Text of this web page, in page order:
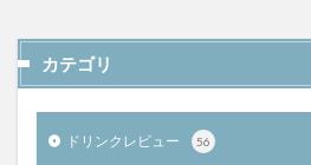
カテゴリ
ドリンクレビュー 56